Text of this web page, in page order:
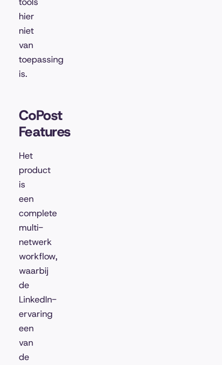
hier
niet
van
toepassing
is.
CoPost
Features
Het
product
is
een
complete
multi-
netwerk
workflow,
waarbij
de
LinkedIn-
ervaring
een
van
de